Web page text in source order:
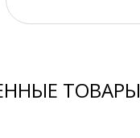
ТОВАРЫ